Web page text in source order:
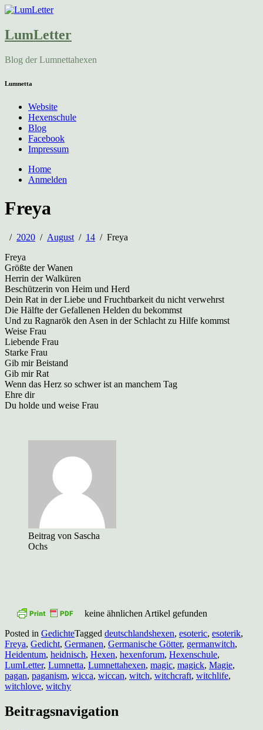
LumLetter
Blog der Lumnettahexen
Lumnetta
Website
Hexenschule
Blog
Facebook
Impressum
Home
Anmelden
Freya
2020 August 14
Freya
Freya
Größte der Wanen
Herrin der Walküren
Beschützerin von Heim und Herd
Dein Rat in der Liebe und Fruchtbarkeit du nicht verwehrst
Die Hälfte der Gefallenen Helden du bekommst
Und zu Ragnarök den Asen in der Schlacht zu Hilfe kommst
Weise Frau
Liebende Frau
Starke Frau
Gib mir Beistand
Gib mir Rat
Wenn das Herz so schwer ist an manchem Tag
Ehre dir
Du holde und weise Frau
Beitrag von Sascha
Ochs
keine ähnlichen Artikel gefunden
Posted in GedichteTagged deutschlandshexen, esoteric, esoterik,
Freya, Gedicht, Germanen, Germanische Götter, germanwitch,
Heidentum, heidnisch, Hexen, hexenforum, Hexenschule,
LumLetter, Lumnetta, Lumnettahexen, magic, magick, Magie,
pagan, paganism, wicca, wiccan, witch, witchcraft, witchlife,
witchlove, witchy
Beitragsnavigation